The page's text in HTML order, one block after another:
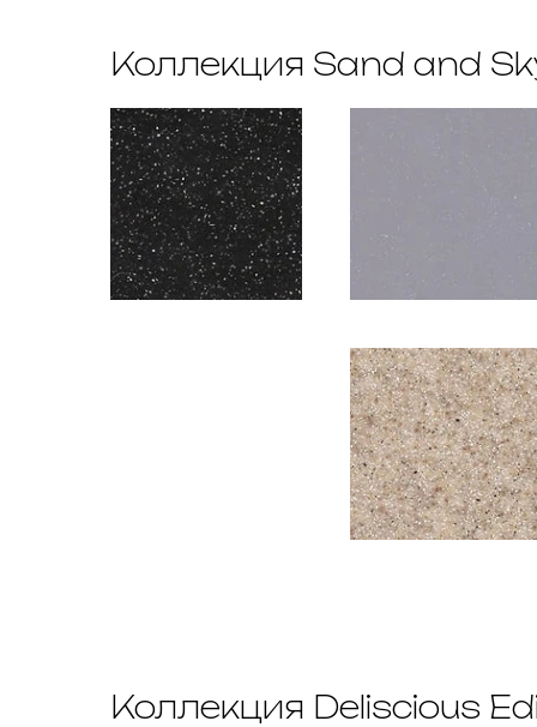
Коллекция Sand and
Коллекция Deliscious